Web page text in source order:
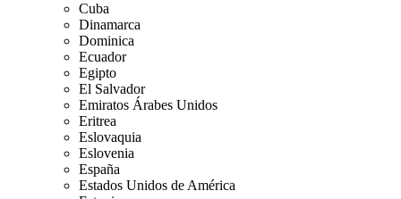
Cuba
Dinamarca
Dominica
Ecuador
Egipto
El Salvador
Emiratos Árabes Unidos
Eritrea
Eslovaquia
Eslovenia
España
Estados Unidos de América